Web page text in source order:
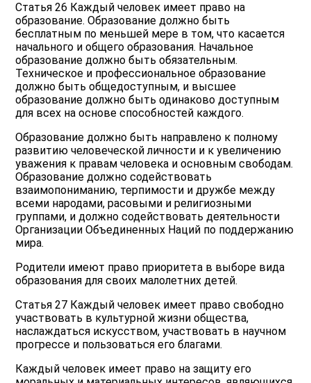
Статья 26 Каждый человек имеет право на
образование. Образование должно быть
бесплатным по меньшей мере в том, что касается
начального и общего образования. Начальное
образование должно быть обязательным.
Техническое и профессиональное образование
должно быть общедоступным, и высшее
образование должно быть одинаково доступным
для всех на основе способностей каждого.
Образование должно быть направлено к полному
развитию человеческой личности и к увеличению
уважения к правам человека и основным свободам.
Образование должно содействовать
взаимопониманию, терпимости и дружбе между
всеми народами, расовыми и религиозными
группами, и должно содействовать деятельности
Организации Объединенных Наций по поддержанию
мира.
Родители имеют право приоритета в выборе вида
образования для своих малолетних детей.
Статья 27 Каждый человек имеет право свободно
участвовать в культурной жизни общества,
наслаждаться искусством, участвовать в научном
прогрессе и пользоваться его благами.
Каждый человек имеет право на защиту его